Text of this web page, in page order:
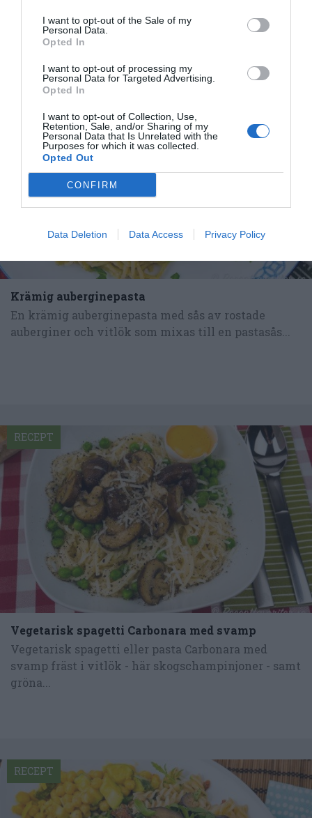
I want to opt-out of the Sale of my
Personal Data.
Opted In
I want to opt-out of processing my
Personal Data for Targeted Advertising.
Opted In
I want to opt-out of Collection, Use,
Retention, Sale, and/or Sharing of my
Personal Data that Is Unrelated with the
Purposes for which it was collected.
Opted Out
CONFIRM
Data Deletion Data Access Privacy Policy
Tillbehör och liknande:
Krämig auberginepasta
En krämig auberginepasta med sås av rostade
auberginer och vitlök som mixas till en pastasås...
Vegetarisk spagetti Carbonara med svamp
Vegetarisk spagetti eller pasta Carbonara med
svamp fräst i vitlök - här skogschampinjoner - samt
gröna...
RECEPT
RECEPT